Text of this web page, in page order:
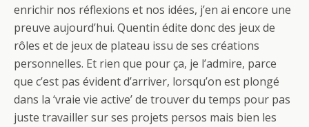
enrichir nos réflexions et nos idées, j’en ai encore une
preuve aujourd’hui. Quentin édite donc des jeux de
rôles et de jeux de plateau issu de ses créations
personnelles. Et rien que pour ça, je l’admire, parce
que c’est pas évident d’arriver, lorsqu’on est plongé
dans la ‘vraie vie active’ de trouver du temps pour pas
juste travailler sur ses projets persos mais bien les